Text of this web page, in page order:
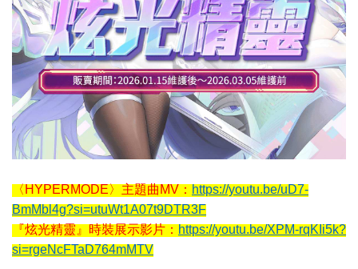
〈HYPERMODE〉主題曲MV： https://youtu.be/uD7-
BmMbl4g?si=utuWt1A07t9DTR3F
『炫光精靈』時裝展示影片： https://youtu.be/XPM-rqKIi5k?
si=rgeNcFTaD764mMTV